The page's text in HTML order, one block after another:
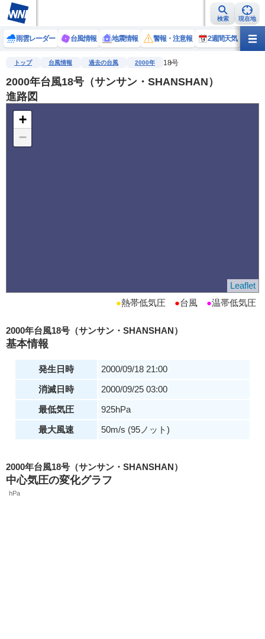
検索 現在地
雨雲レーダー 台風情報 地震情報 警報・注意報 2週間天気 ラ
トップ 台風情報 過去の台風 2000年 18号
2000年台風18号（サンサン・SHANSHAN）
進路図
+
−
Leaflet
●熱帯低気圧 ●台風 ●温帯低気圧
2000年台風18号（サンサン・SHANSHAN）
基本情報
発生日時
2000/09/18 21:00
消滅日時
2000/09/25 03:00
最低気圧
925hPa
最大風速
50m/s (95ノット)
2000年台風18号（サンサン・SHANSHAN）
中心気圧の変化グラフ
hPa